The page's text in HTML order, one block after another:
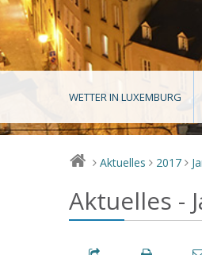
WETTER IN LUXEMBURG
> Aktuelles > 2017 >
Aktuelles -